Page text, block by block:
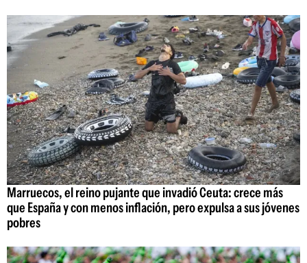
Marruecos, el reino pujante que invadió Ceuta: crece más
que España y con menos inflación, pero expulsa a sus jóvenes
pobres